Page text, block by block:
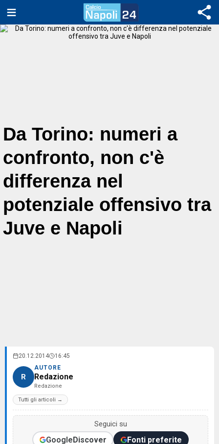
Da Torino: numeri a
confronto, non c'è
differenza nel
potenziale offensivo tra
Juve e Napoli
20.12.2014 16:45
R
AUTORE
Redazione
Redazione
Tutti gli articoli →
Seguici su
GoogleDiscover Fonti preferite